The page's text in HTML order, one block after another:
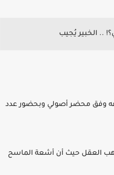
.. الخبير يُجيب
وفق محضر أصولي وبحضور عدد
العقاقير تذهب العقل حيث أن أشعة الماسح